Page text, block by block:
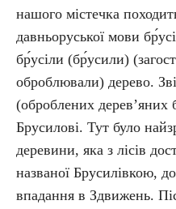
нашого містечка
давньоруської мови
бр́усіли (бр́усили)
оброблювали) дерево.
(оброблених дерев’яних
Брусилові. Тут було
деревини, яка з лісів
названої Брусилівкою,
впадання в Здвижень.